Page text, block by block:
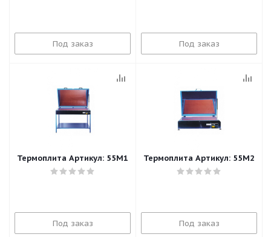
Под заказ Под заказ
Термоплита Артикул: 55M1
Под заказ
Термоплита Артикул: 55M2
Под заказ